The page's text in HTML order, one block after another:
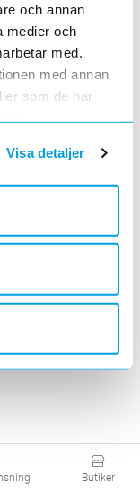
och annan
medier och
med.
med annan
som de har
Visa detaljer
Butiker
Cluster junction